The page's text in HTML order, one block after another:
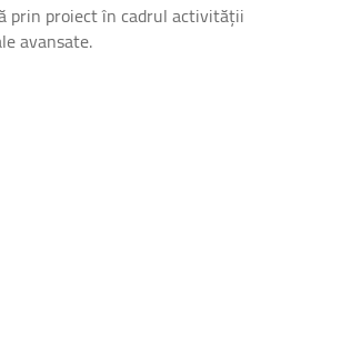
prin proiect în cadrul activității
avansate.